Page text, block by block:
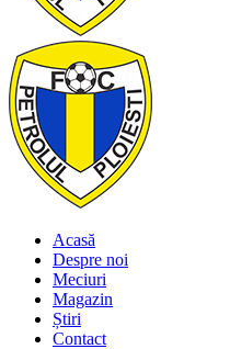
Acasă
Despre noi
Meciuri
Magazin
Știri
Contact